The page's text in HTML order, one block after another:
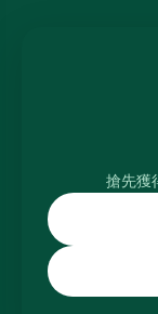
搶先獲